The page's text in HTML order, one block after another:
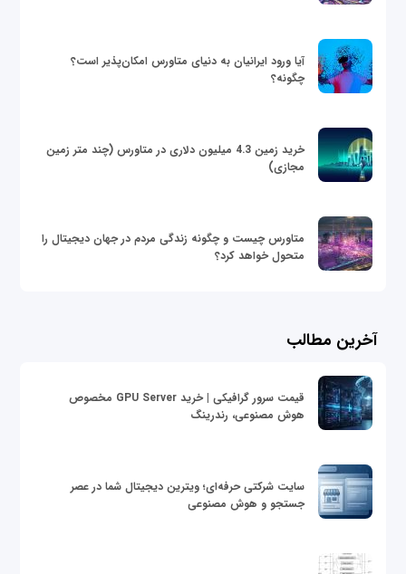
آیا ورود ایرانیان به دنیای متاورس امکان‌پذیر است؟
چگونه؟
خرید زمین 4.3 میلیون دلاری در متاورس (چند متر زمین
مجازی)
متاورس چیست و چگونه زندگی مردم در جهان دیجیتال را
متحول خواهد کرد؟
آخرین مطالب
قیمت سرور گرافیکی | خرید GPU Server مخصوص
هوش مصنوعی، رندرینگ
سایت شرکتی حرفه‌ای؛ ویترین دیجیتال شما در عصر
جستجو و هوش مصنوعی